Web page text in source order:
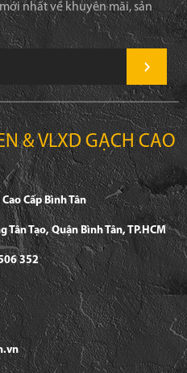
nhất về khuyên mãi, sản
& VLXD GẠCH CAO
Cấp Bình Tân
Tạo, Quận Bình Tân, TP.HCM
352